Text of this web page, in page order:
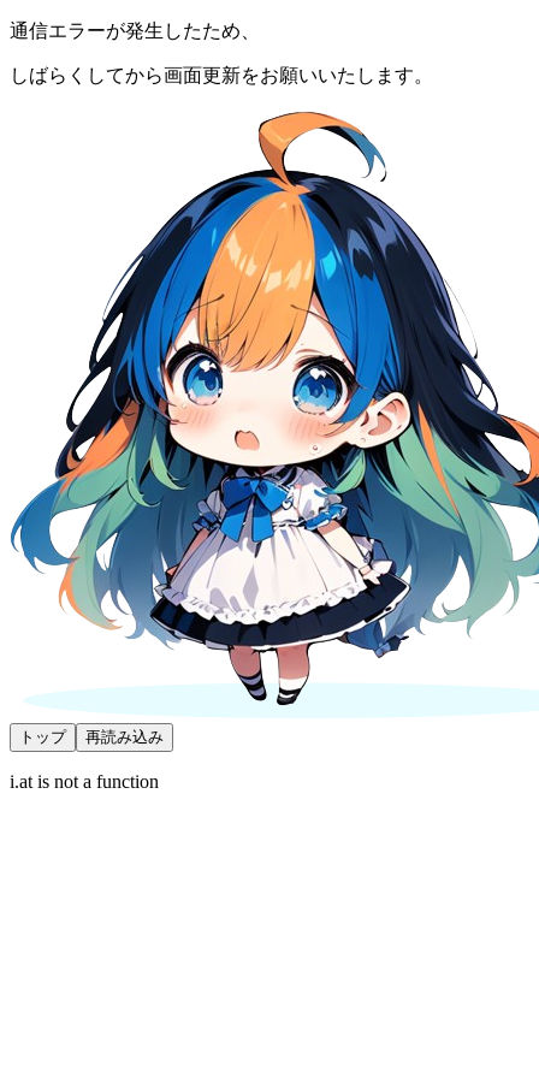
通信エラーが発生したため、
しばらくしてから画面更新をお願いいたします。
トップ 再読み込み
i.at is not a function